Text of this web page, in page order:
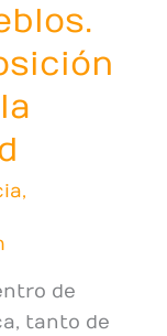
,
de
tanto de